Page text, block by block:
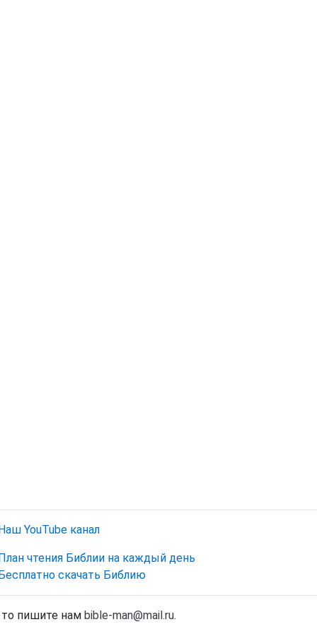
YouTube канал
чтения Библии на каждый день
скачать Библию
пишите нам bible-man@mail.ru.